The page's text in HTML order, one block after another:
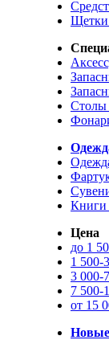
Щетки
Столы
Книги
Цена
до 1
1 500-
3 000-
7 500-
от 15
Новые